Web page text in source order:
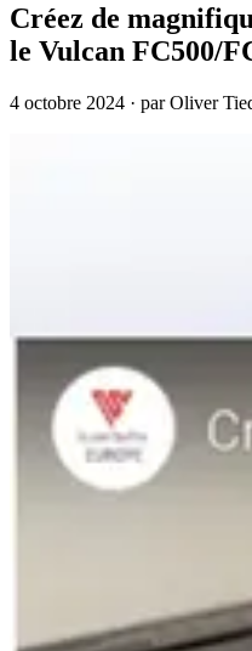
Créez de
le Vulcan FC500/
4 octobre 2024 · par Oliver